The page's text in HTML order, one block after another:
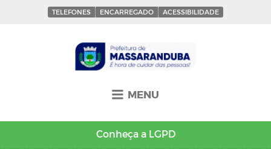
TELEFONES ENCARREGADO ACESSIBILIDADE
MENU
Conheça a LGPD